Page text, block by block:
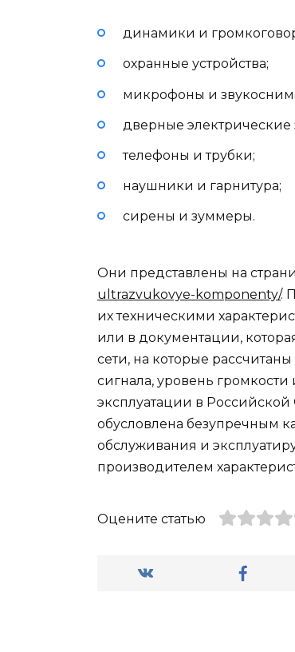
динамики и
охранные устройства;
микрофоны и
дверные электрические
телефоны и трубки;
наушники и гарнитура;
сирены и зуммеры.
Они представлены на
ultrazvukovye-komponenty/.
их техническими
или в документации,
сети, на которые
сигнала, уровень
эксплуатации в
обусловлена безупречным
обслуживания и
производителем
Оцените статью